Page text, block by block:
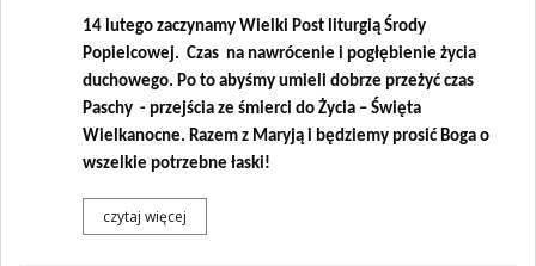
14 lutego zaczynamy Wielki Post liturgią Środy
Popielcowej. Czas na nawrócenie i pogłębienie życia
duchowego. Po to abyśmy umieli dobrze przeżyć czas
Paschy - przejścia ze śmierci do Życia – Święta
Wielkanocne. Razem z Maryją i będziemy prosić Boga o
wszelkie potrzebne łaski!
czytaj więcej